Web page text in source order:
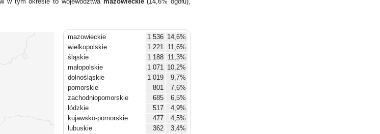
mazowieckie 1 536 14,6%
wielkopolskie
1 221 11,6%
śląskie
1 188 11,3%
małopolskie
1 071 10,2%
dolnośląskie
1 019
9,7%
pomorskie
801
7,6%
zachodniopomorskie
685
6,5%
łódzkie
517
4,9%
kujawsko-pomorskie
477
4,5%
lubuskie
362
3,4%